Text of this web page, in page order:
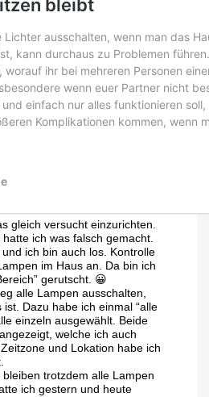
gleich versucht einzurichten.
ich was falsch gemacht.
ich bin auch los. Kontrolle
im Haus an. Da bin ich
gerutscht. 😀
alle Lampen ausschalten,
Dazu habe ich einmal “alle
einzeln ausgewählt. Beide
welche ich auch
und Lokation habe ich
trotzdem alle Lampen
ich gestern und heute